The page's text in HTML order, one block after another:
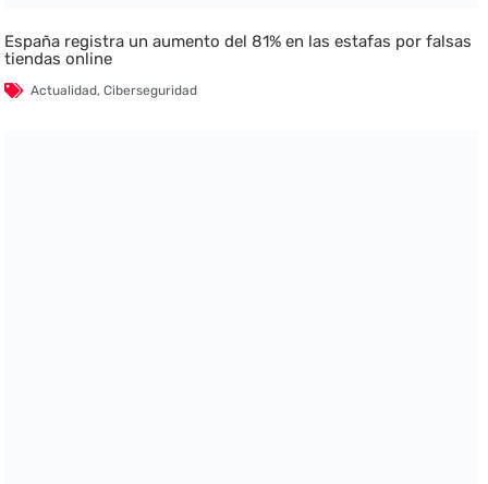
España registra un aumento del 81% en las estafas por falsas
tiendas online
Actualidad,Ciberseguridad